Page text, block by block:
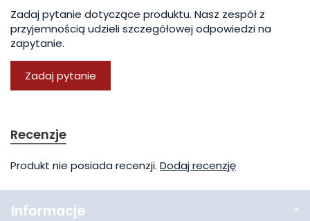
Zadaj pytanie dotyczące produktu. Nasz zespół z
przyjemnością udzieli szczegółowej odpowiedzi na
zapytanie.
Zadaj pytanie
Recenzje
Produkt nie posiada recenzji. Dodaj recenzję
Informacje